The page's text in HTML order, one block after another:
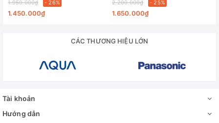
• Kích thước: 395x140x260 (mm)
1.950.000₫ - 26%
1.450.000₫
2.200.000₫ - 25%
1.650.000₫
CÁC THƯƠNG HIỆU LỚN
Tài khoản
Hướng dẫn